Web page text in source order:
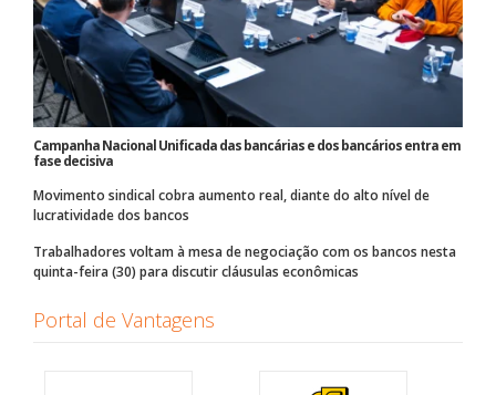
Campanha Nacional Unificada das bancárias e dos bancários entra em
fase decisiva
Movimento sindical cobra aumento real, diante do alto nível de
lucratividade dos bancos
Trabalhadores voltam à mesa de negociação com os bancos nesta
quinta-feira (30) para discutir cláusulas econômicas
Portal de Vantagens